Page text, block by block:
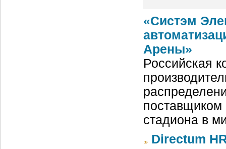
«Систэм
Арены»
Российская
поставщиком
стадиона в
Directum